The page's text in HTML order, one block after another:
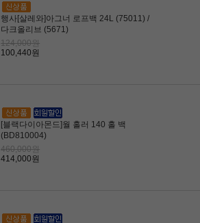
행사[살레와]아그너 로프백 24L (75011) /
다크올리브 (5671)
124,000원
100,440원
[블랙다이아몬드]월 홀러 140 홀 백
(BD810004)
460,000원
414,000원